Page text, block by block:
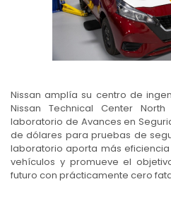
Nissan amplía su centro de
Nissan Technical Center
laboratorio de Avances en
de dólares para pruebas de
laboratorio aporta más
vehículos y promueve el
futuro con prácticamente cero